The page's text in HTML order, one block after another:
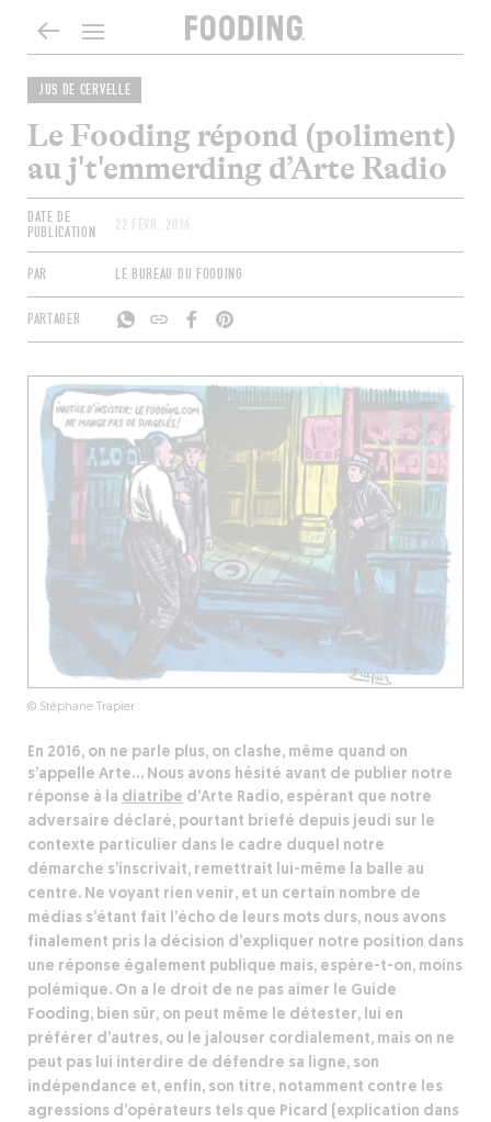
JUS DE CERVELLE
Le Fooding répond (poliment)
au j't'emmerding d’Arte Radio
DATE DE
PUBLICATION
22 FÉVR. 2016
PAR LE BUREAU DU FOODING
PARTAGER
© Stéphane Trapier
En 2016, on ne parle plus, on clashe, même quand on
s’appelle Arte… Nous avons hésité avant de publier notre
réponse à la diatribe d’Arte Radio, espérant que notre
adversaire déclaré, pourtant briefé depuis jeudi sur le
contexte particulier dans le cadre duquel notre
démarche s’inscrivait, remettrait lui-même la balle au
centre. Ne voyant rien venir, et un certain nombre de
médias s’étant fait l’écho de leurs mots durs, nous avons
finalement pris la décision d’expliquer notre position dans
une réponse également publique mais, espère-t-on, moins
polémique. On a le droit de ne pas aimer le Guide
Fooding, bien sûr, on peut même le détester, lui en
préférer d’autres, ou le jalouser cordialement, mais on ne
peut pas lui interdire de défendre sa ligne, son
indépendance et, enfin, son titre, notamment contre les
agressions d’opérateurs tels que Picard (explication dans